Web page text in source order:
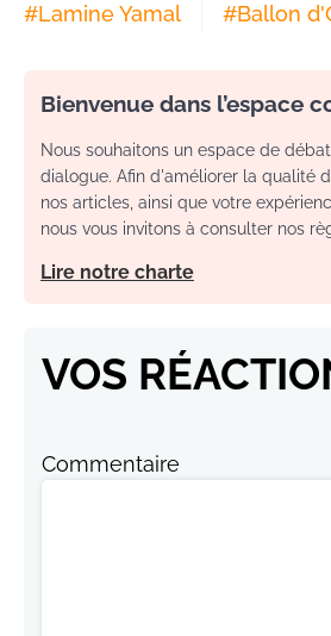
#Lamine Yamal #Ballon
Bienvenue dans l’espace
Nous souhaitons un espace de
dialogue. Afin d'améliorer la qualité
nos articles, ainsi que votre
nous vous invitons à consulter nos
Lire notre charte
VOS
Commentaire